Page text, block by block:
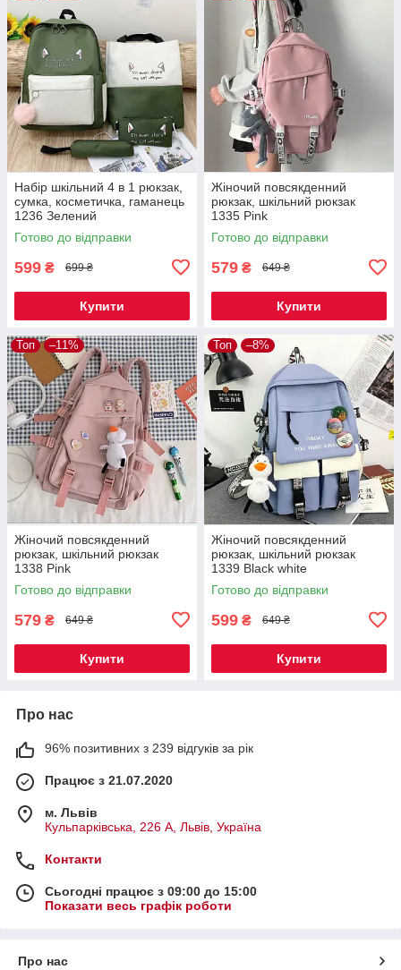
Набір шкільний 4 в 1 рюкзак,
сумка, косметичка, гаманець
1236 Зелений
Готово до відправки
599 ₴ 699 ₴
Купити
Жіночий повсякденний
рюкзак, шкільний рюкзак
1335 Pink
Готово до відправки
579 ₴ 649 ₴
Купити
Топ –11%
Жіночий повсякденний
рюкзак, шкільний рюкзак
1338 Pink
Готово до відправки
579 ₴ 649 ₴
Купити
Топ –8%
Жіночий повсякденний
рюкзак, шкільний рюкзак
1339 Black white
Готово до відправки
599 ₴ 649 ₴
Купити
Про нас
96% позитивних з 239 відгуків за рік
Працює з 21.07.2020
м. Львів
Кульпарківська, 226 А, Львів, Україна
Контакти
Сьогодні працює з 09:00 до 15:00
Показати весь графік роботи
Про нас